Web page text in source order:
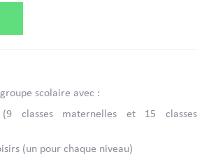
scolaire avec :
classes maternelles et 15 classes
(un pour chaque niveau)